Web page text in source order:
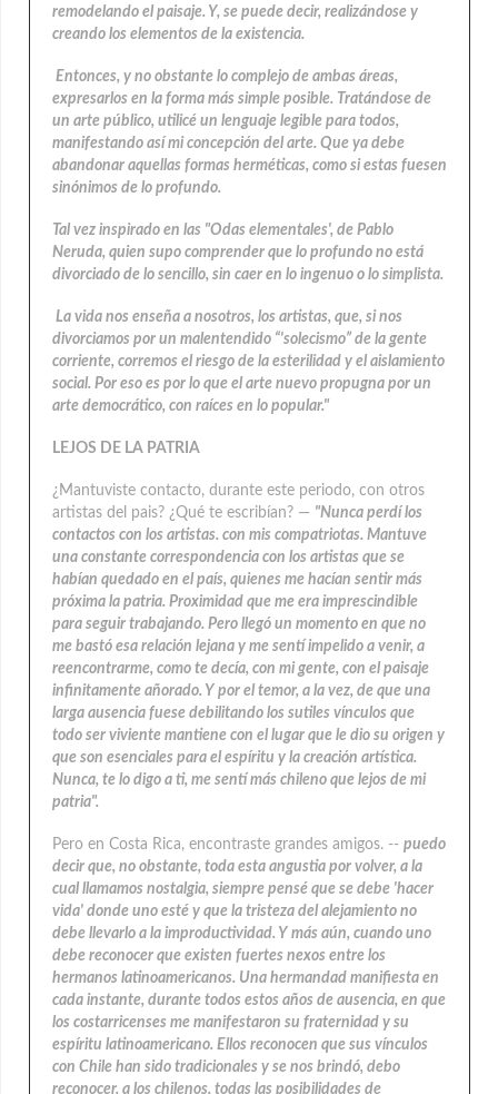
remodelando el paisaje. Y, se puede decir, realizándose y
creando los elementos de la existencia.
Entonces, y no obstante lo complejo de ambas áreas,
expresarlos en la forma más simple posible. Tratándose de
un arte público, utilicé un lenguaje legible para todos,
manifestando así mi concepción del arte. Que ya debe
abandonar aquellas formas herméticas, como si estas fuesen
sinónimos de lo profundo.
Tal vez inspirado en las "Odas elementales', de Pablo
Neruda, quien supo comprender que lo profundo no está
divorciado de lo sencillo, sin caer en lo ingenuo o lo simplista.
La vida nos enseña a nosotros, los artistas, que, si nos
divorciamos por un malentendido “'solecismo” de la gente
corriente, corremos el riesgo de la esterilidad y el aislamiento
social. Por eso es por lo que el arte nuevo propugna por un
arte democrático, con raíces en lo popular."
LEJOS DE LA PATRIA
¿Mantuviste contacto, durante este periodo, con otros
artistas del pais? ¿Qué te escribían? — "Nunca perdí los
contactos con los artistas. con mis compatriotas. Mantuve
una constante correspondencia con los artistas que se
habían quedado en el país, quienes me hacían sentir más
próxima la patria. Proximidad que me era imprescindible
para seguir trabajando. Pero llegó un momento en que no
me bastó esa relación lejana y me sentí impelido a venir, a
reencontrarme, como te decía, con mi gente, con el paisaje
infinitamente añorado. Y por el temor, a la vez, de que una
larga ausencia fuese debilitando los sutiles vínculos que
todo ser viviente mantiene con el lugar que le dio su origen y
que son esenciales para el espíritu y la creación artística.
Nunca, te lo digo a ti, me sentí más chileno que lejos de mi
patria".
Pero en Costa Rica, encontraste grandes amigos. -- puedo
decir que, no obstante, toda esta angustia por volver, a la
cual llamamos nostalgia, siempre pensé que se debe 'hacer
vida' donde uno esté y que la tristeza del alejamiento no
debe llevarlo a la improductividad. Y más aún, cuando uno
debe reconocer que existen fuertes nexos entre los
hermanos latinoamericanos. Una hermandad manifiesta en
cada instante, durante todos estos años de ausencia, en que
los costarricenses me manifestaron su fraternidad y su
espíritu latinoamericano. Ellos reconocen que sus vínculos
con Chile han sido tradicionales y se nos brindó, debo
reconocer. a los chilenos, todas las posibilidades de